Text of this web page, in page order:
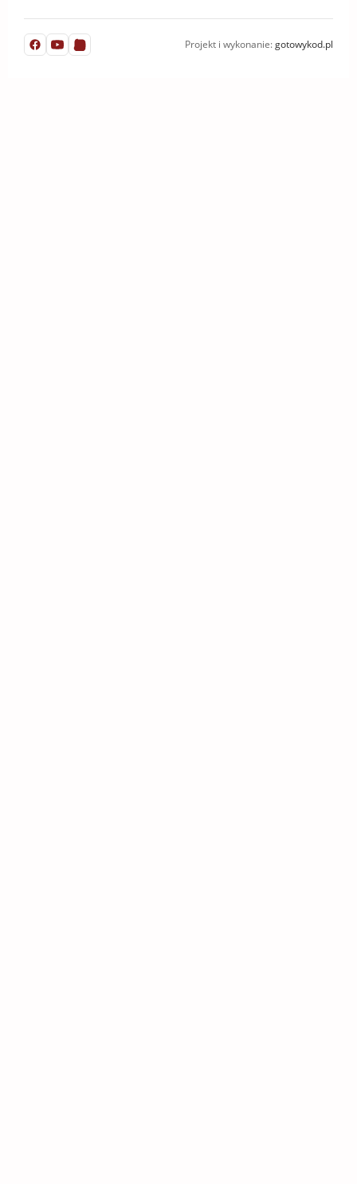
Projekt i wykonanie:gotowykod.pl